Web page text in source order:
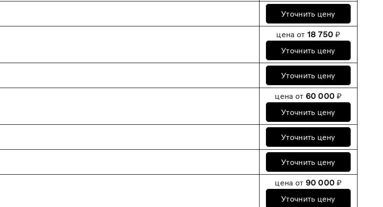
Уточнить цену
цена от 18 750 ₽
Уточнить цену
Уточнить цену
цена от 60 000 ₽
Уточнить цену
Уточнить цену
Уточнить цену
цена от 90 000 ₽
Уточнить цену